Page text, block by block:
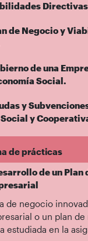
Directivas
de Negocio y
de una
Social.
y
y
de prácticas
de un Plan
de negocio
o un plan
estudiada en la